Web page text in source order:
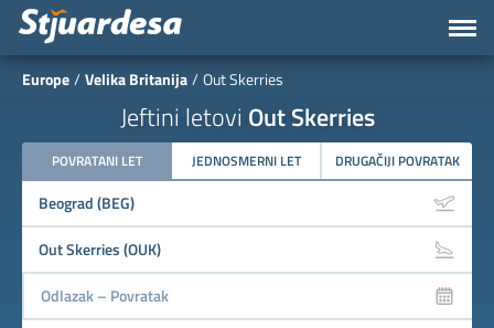
Europe Velika Britanija Out Skerries
Jeftini letovi Out Skerries
POVRATANI LET JEDNOSMERNI LET DRUGAČIJI POVRATAK